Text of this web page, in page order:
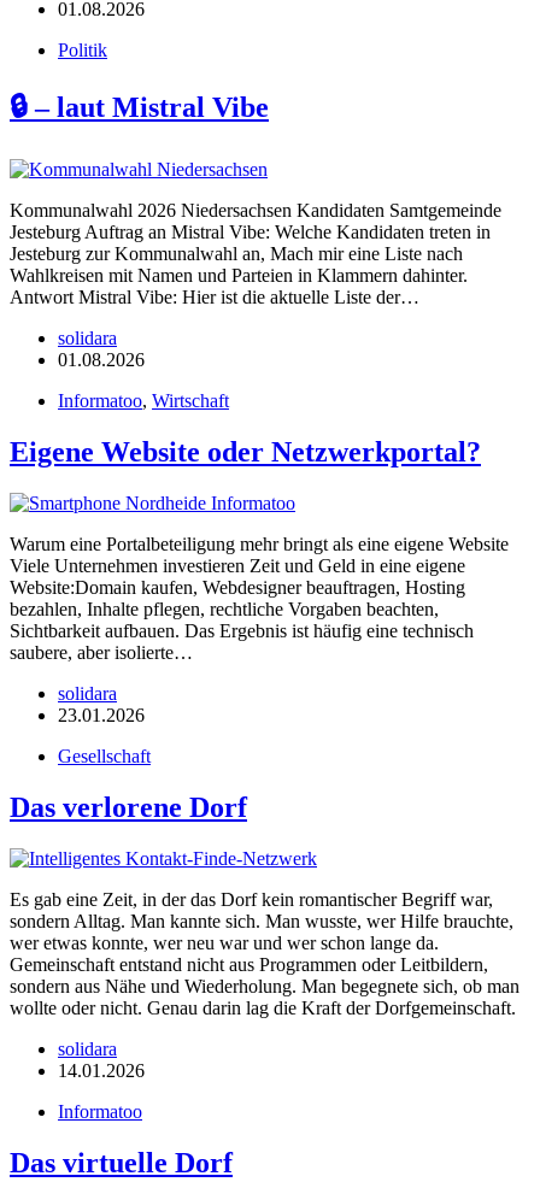
01.08.2026
Politik
🔒 – laut Mistral Vibe
Kommunalwahl 2026 Niedersachsen Kandidaten Samtgemeinde
Jesteburg Auftrag an Mistral Vibe: Welche Kandidaten treten in
Jesteburg zur Kommunalwahl an, Mach mir eine Liste nach
Wahlkreisen mit Namen und Parteien in Klammern dahinter.
Antwort Mistral Vibe: Hier ist die aktuelle Liste der…
solidara
01.08.2026
Informatoo, Wirtschaft
Eigene Website oder Netzwerkportal?
Warum eine Portalbeteiligung mehr bringt als eine eigene Website
Viele Unternehmen investieren Zeit und Geld in eine eigene
Website:Domain kaufen, Webdesigner beauftragen, Hosting
bezahlen, Inhalte pflegen, rechtliche Vorgaben beachten,
Sichtbarkeit aufbauen. Das Ergebnis ist häufig eine technisch
saubere, aber isolierte…
solidara
23.01.2026
Gesellschaft
Das verlorene Dorf
Es gab eine Zeit, in der das Dorf kein romantischer Begriff war,
sondern Alltag. Man kannte sich. Man wusste, wer Hilfe brauchte,
wer etwas konnte, wer neu war und wer schon lange da.
Gemeinschaft entstand nicht aus Programmen oder Leitbildern,
sondern aus Nähe und Wiederholung. Man begegnete sich, ob man
wollte oder nicht. Genau darin lag die Kraft der Dorfgemeinschaft.
solidara
14.01.2026
Informatoo
Das virtuelle Dorf